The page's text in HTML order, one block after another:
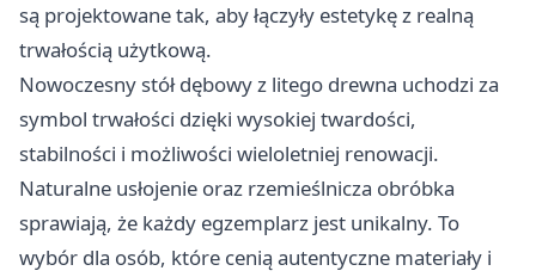
są projektowane tak, aby łączyły estetykę z realną
trwałością użytkową.
Nowoczesny stół dębowy z litego drewna uchodzi za
symbol trwałości dzięki wysokiej twardości,
stabilności i możliwości wieloletniej renowacji.
Naturalne usłojenie oraz rzemieślnicza obróbka
sprawiają, że każdy egzemplarz jest unikalny. To
wybór dla osób, które cenią autentyczne materiały i